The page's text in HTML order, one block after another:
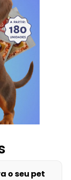
o seu pet